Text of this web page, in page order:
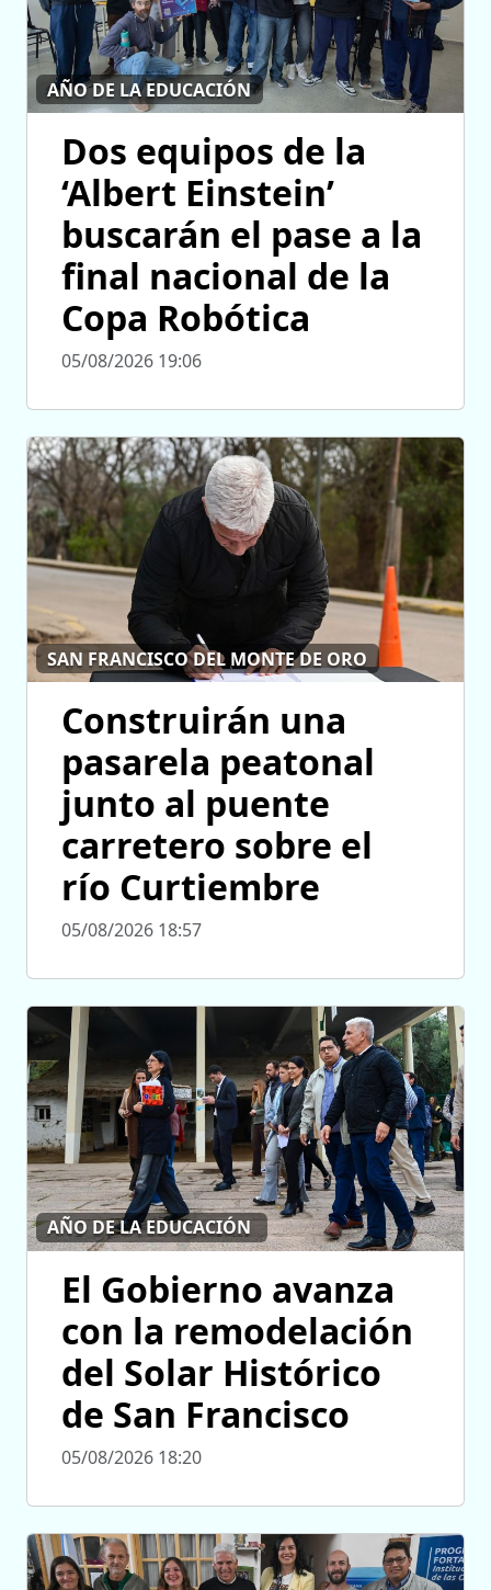
AÑO DE LA EDUCACIÓN
Dos equipos de la
‘Albert Einstein’
buscarán el pase a la
final nacional de la
Copa Robótica
05/08/2026 19:06
SAN FRANCISCO DEL MONTE DE ORO
Construirán una
pasarela peatonal
junto al puente
carretero sobre el
río Curtiembre
05/08/2026 18:57
AÑO DE LA EDUCACIÓN
El Gobierno avanza
con la remodelación
del Solar Histórico
de San Francisco
05/08/2026 18:20